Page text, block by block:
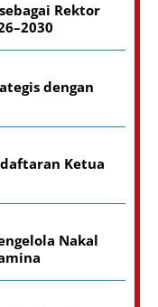
Rektor
dengan
Ketua
Nakal